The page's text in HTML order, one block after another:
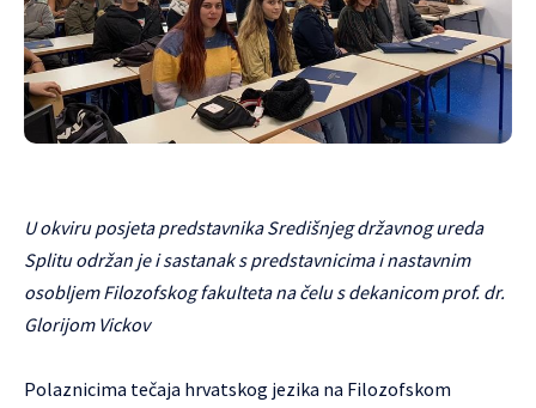
U okviru posjeta predstavnika Središnjeg državnog ureda
Splitu održan je i sastanak s predstavnicima i nastavnim
osobljem Filozofskog fakulteta na čelu s dekanicom prof. dr.
Glorijom Vickov
Polaznicima tečaja hrvatskog jezika na Filozofskom